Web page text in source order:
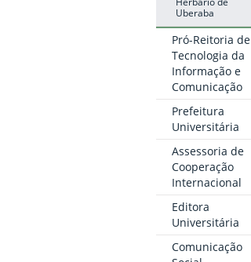
Uberaba
Pró-Reitoria de
Tecnologia da
Informação e
Comunicação
Prefeitura
Universitária
Assessoria de
Cooperação
Internacional
Editora
Universitária
Comunicação